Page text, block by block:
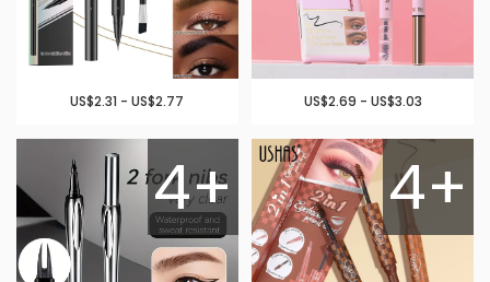
US$2.31 - US$2.77 US$2.69 - US$3.03
4+ 4+